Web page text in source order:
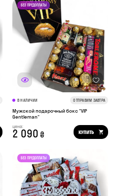
В НАЛИЧИИ ОТПРАВИМ ЗАВТРА
Мужской подарочный бокс "VIP
Gentleman"
цена:
2 090 ₴ КУПИТЬ